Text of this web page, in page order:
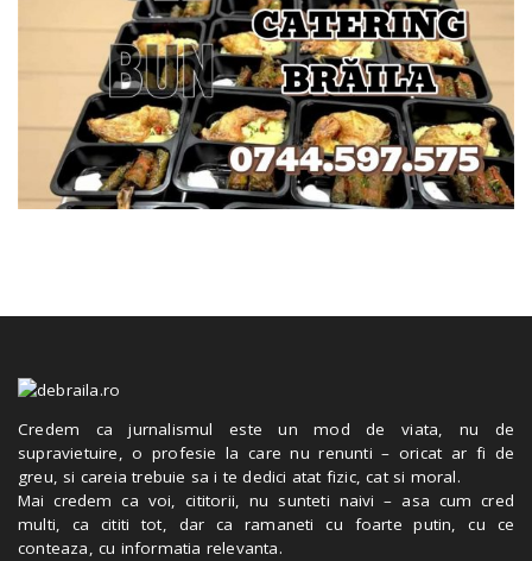
Credem ca jurnalismul este un mod de viata, nu de
supravietuire, o profesie la care nu renunti – oricat ar fi de
greu, si careia trebuie sa i te dedici atat fizic, cat si moral.
Mai credem ca voi, cititorii, nu sunteti naivi – asa cum cred
multi, ca cititi tot, dar ca ramaneti cu foarte putin, cu ce
conteaza, cu informatia relevanta.